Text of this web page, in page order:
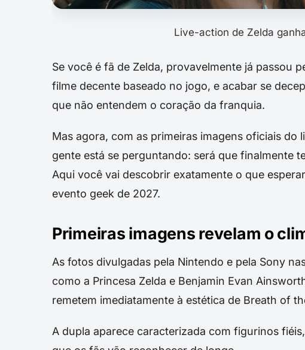
Live-action de Zelda
Se você é fã de Zelda, provavelmente já passou
filme decente baseado no jogo, e acabar se
que não entendem o coração da franquia.
Mas agora, com as primeiras imagens oficiais do
gente está se perguntando: será que finalmente
Aqui você vai descobrir exatamente o que
evento geek de 2027.
Primeiras imagens revelam o
As fotos divulgadas pela Nintendo e pela Sony
como a Princesa Zelda e Benjamin Evan
remetem imediatamente à estética de Breath of
A dupla aparece caracterizada com figurinos